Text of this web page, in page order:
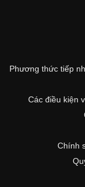
Phương thức tiếp
Các điều kiện
Chính